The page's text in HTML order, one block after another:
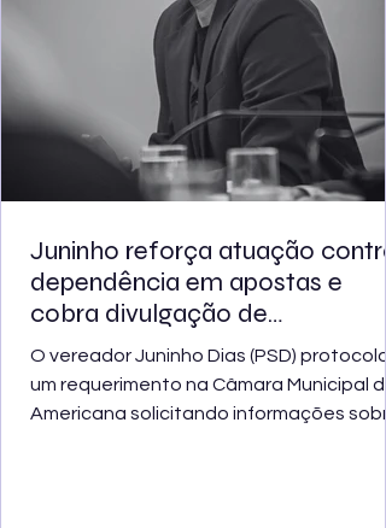
usuários acompanha
Juninho reforça atuação contra
dependência em apostas e
cobra divulgação de
atendimento ampliado pelo
O vereador Juninho Dias (PSD)
um requerimento na Câmara Municipal de
Americana solicitando informações